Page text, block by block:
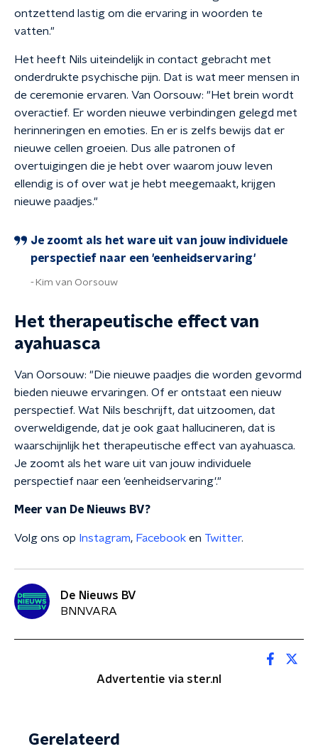
ontzettend lastig om die ervaring in woorden te
vatten."
Het heeft Nils uiteindelijk in contact gebracht met
onderdrukte psychische pijn. Dat is wat meer mensen in
de ceremonie ervaren. Van Oorsouw: "Het brein wordt
overactief. Er worden nieuwe verbindingen gelegd met
herinneringen en emoties. En er is zelfs bewijs dat er
nieuwe cellen groeien. Dus alle patronen of
overtuigingen die je hebt over waarom jouw leven
ellendig is of over wat je hebt meegemaakt, krijgen
nieuwe paadjes."
Je zoomt als het ware uit van jouw individuele
perspectief naar een 'eenheidservaring'
Kim van Oorsouw
Het therapeutische effect van
ayahuasca
Van Oorsouw: "Die nieuwe paadjes die worden gevormd
bieden nieuwe ervaringen. Of er ontstaat een nieuw
perspectief. Wat Nils beschrijft, dat uitzoomen, dat
overweldigende, dat je ook gaat hallucineren, dat is
waarschijnlijk het therapeutische effect van ayahuasca.
Je zoomt als het ware uit van jouw individuele
perspectief naar een 'eenheidservaring'."
Meer van De Nieuws BV?
Volg ons op Instagram, Facebook en Twitter.
De Nieuws BV
BNNVARA
Advertentie via ster.nl
Gerelateerd